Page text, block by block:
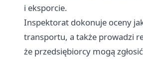
i eksporcie.
Inspektorat dokonuje oceny
transportu, a także prowadzi
że przedsiębiorcy mogą